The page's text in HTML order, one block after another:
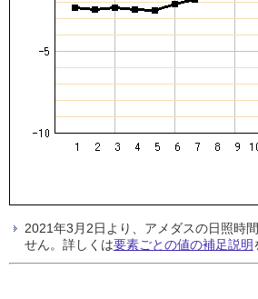
2021年3月2日より、アメダスの日照時
せん。詳しくは要素ごとの値の補足説明